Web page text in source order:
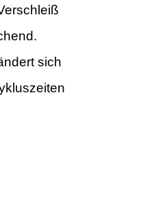
sich